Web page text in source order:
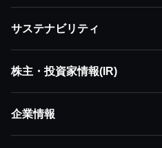
日本ペイントとはトップ
株主価値最大化（MSV）
アセット・アセンブラー
サステナビリティ
サステナビリティトップ
サステナビリティ方針
株主・投資家情報(IR)
株主・投資家情報(IR)トップ
企業情報